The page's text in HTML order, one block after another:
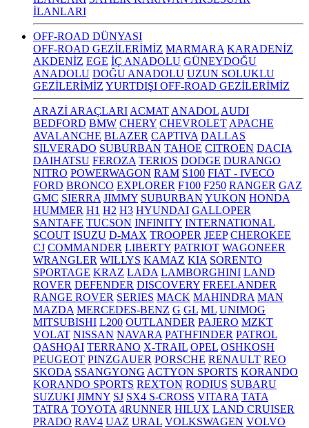
İLANLARI
OFF-ROAD DÜNYASI
OFF-ROAD GEZİLERİMİZ MARMARA KARADENİZ
AKDENİZ EGE İÇ ANADOLU GÜNEYDOĞU
ANADOLU DOĞU ANADOLU UZUN SOLUKLU
GEZİLERİMİZ YURTDIŞI OFF-ROAD GEZİLERİMİZ
ARAZİ ARAÇLARI ACMAT ANADOL AUDI
BEDFORD BMW CHERY CHEVROLET APACHE
AVALANCHE BLAZER CAPTIVA DALLAS
SILVERADO SUBURBAN TAHOE CITROEN DACIA
DAIHATSU FEROZA TERIOS DODGE DURANGO
NITRO POWERWAGON RAM S100 FIAT - IVECO
FORD BRONCO EXPLORER F100 F250 RANGER GAZ
GMC SIERRA JIMMY SUBURBAN YUKON HONDA
HUMMER H1 H2 H3 HYUNDAI GALLOPER
SANTAFE TUCSON INFINITY INTERNATIONAL
SCOUT ISUZU D-MAX TROOPER JEEP CHEROKEE
CJ COMMANDER LIBERTY PATRIOT WAGONEER
WRANGLER WILLYS KAMAZ KIA SORENTO
SPORTAGE KRAZ LADA LAMBORGHINI LAND
ROVER DEFENDER DISCOVERY FREELANDER
RANGE ROVER SERIES MACK MAHINDRA MAN
MAZDA MERCEDES-BENZ G GL ML UNIMOG
MITSUBISHI L200 OUTLANDER PAJERO MZKT
VOLAT NISSAN NAVARA PATHFINDER PATROL
QASHQAI TERRANO X-TRAIL OPEL OSHKOSH
PEUGEOT PINZGAUER PORSCHE RENAULT REO
SKODA SSANGYONG ACTYON SPORTS KORANDO
KORANDO SPORTS REXTON RODIUS SUBARU
SUZUKI JIMNY SJ SX4 S-CROSS VITARA TATA
TATRA TOYOTA 4RUNNER HILUX LAND CRUISER
PRADO RAV4 UAZ URAL VOLKSWAGEN VOLVO